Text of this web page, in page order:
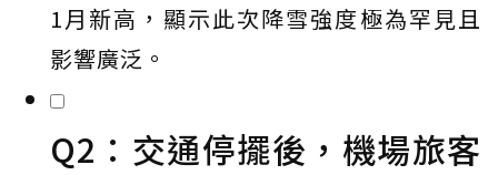
1月新高，顯示此次降雪強度極為罕見且
影響廣泛。
Q2：交通停擺後，機場旅客